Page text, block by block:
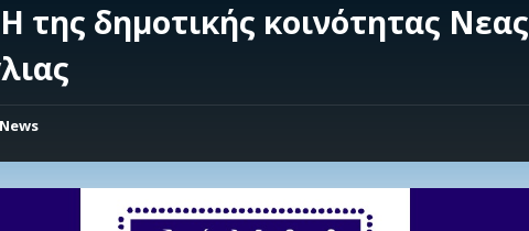
της δημοτικής κοινότητας Νεας
News